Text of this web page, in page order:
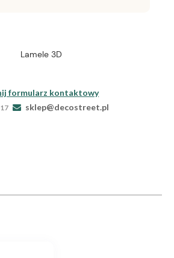
Lamele 3D
formularz kontaktowy
sklep@decostreet.pl